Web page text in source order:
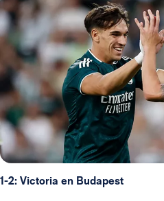
1-2: Victoria en Budapest